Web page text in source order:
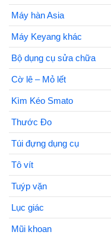
Máy hàn Asia
Máy Keyang khác
Bộ dụng cụ sửa chữa
Cờ lê – Mỏ lết
Kìm Kéo Smato
Thước Đo
Túi đựng dụng cụ
Tô vít
Tuýp vặn
Lục giác
Mũi khoan